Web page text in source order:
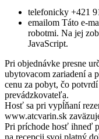
telefonicky +421
emailom Táto e-
robotmi. Na jej
JavaScript.
Pri objednávke presne
ubytovacom zariadení a
cenu za pobyt, čo
prevádzkovateľa.
Hosť sa pri vypĺňaní
www.atcvarin.sk
Pri príchode hosť ihneď
na recepcii svoj platný